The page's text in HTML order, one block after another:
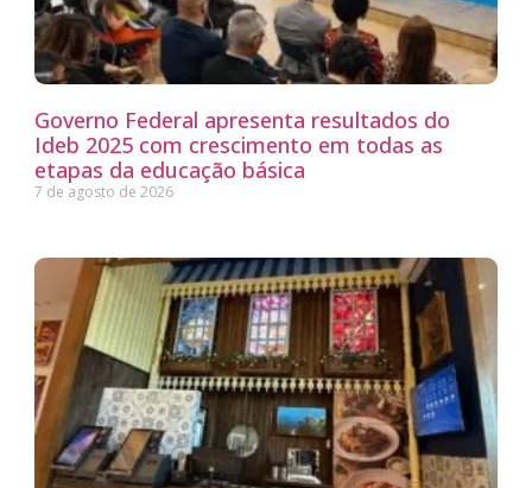
Governo Federal apresenta resultados do
Ideb 2025 com crescimento em todas as
etapas da educação básica
7 de agosto de 2026